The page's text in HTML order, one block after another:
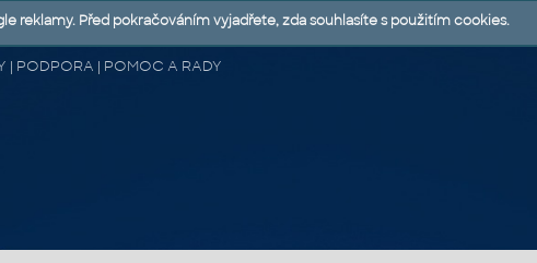
| PODPORA | POMOC A RADY
reklamy. Před pokračováním vyjadřete, zda souhlasíte s použitím cookies.